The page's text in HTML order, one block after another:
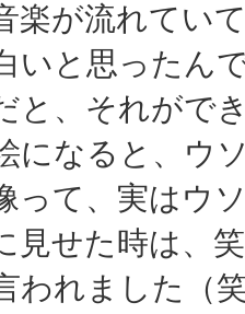
楽が流れてい
いと思ったん
と、それがで
になると、ウ
って、実はウ
見せた時は、
われました（